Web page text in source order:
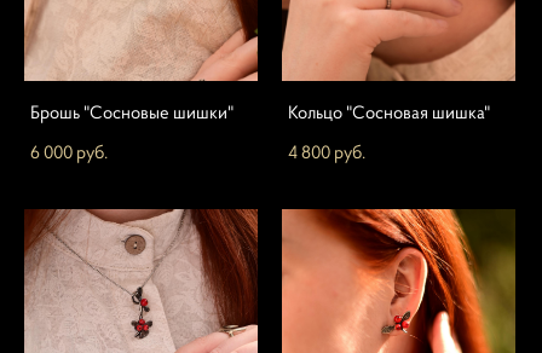
Брошь "Сосновые шишки"
6 000 pуб.
Кольцо "Сосновая шишка"
4 800 pуб.